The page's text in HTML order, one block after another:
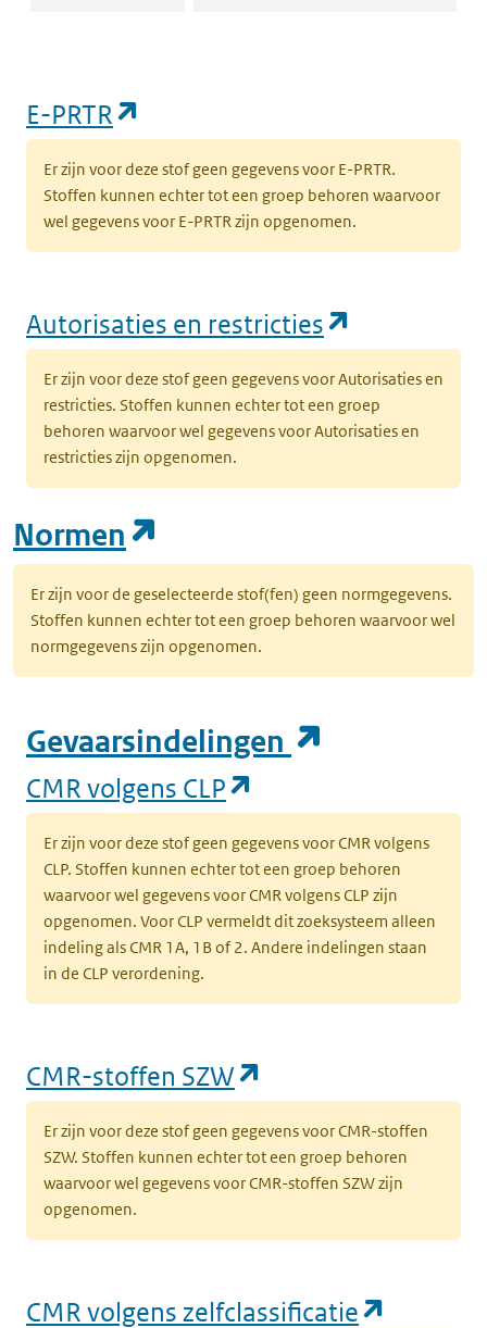
E-PRTR
Er zijn voor deze stof geen gegevens voor E-PRTR.
Stoffen kunnen echter tot een groep behoren waarvoor
wel gegevens voor E-PRTR zijn opgenomen.
Autorisaties en restricties
Er zijn voor deze stof geen gegevens voor Autorisaties en
restricties. Stoffen kunnen echter tot een groep
behoren waarvoor wel gegevens voor Autorisaties en
restricties zijn opgenomen.
Normen
Er zijn voor de geselecteerde stof(fen) geen normgegevens.
Stoffen kunnen echter tot een groep behoren waarvoor wel
normgegevens zijn opgenomen.
Gevaarsindelingen
CMR volgens CLP
Er zijn voor deze stof geen gegevens voor CMR volgens
CLP. Stoffen kunnen echter tot een groep behoren
waarvoor wel gegevens voor CMR volgens CLP zijn
opgenomen. Voor CLP vermeldt dit zoeksysteem alleen
indeling als CMR 1A, 1B of 2. Andere indelingen staan
in de CLP verordening.
CMR-stoffen SZW
Er zijn voor deze stof geen gegevens voor CMR-stoffen
SZW. Stoffen kunnen echter tot een groep behoren
waarvoor wel gegevens voor CMR-stoffen SZW zijn
opgenomen.
CMR volgens zelfclassificatie